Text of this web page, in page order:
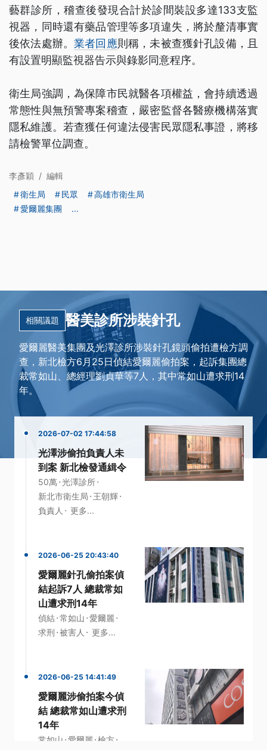
藝群診所，稽查後發現合計於診間裝設多達133支監
視器，同時還有藥品管理等多項違失，將於釐清事實
後依法處辦。業者回應則稱，未被查獲針孔設備，且
有設置明顯監視器告示與錄影同意程序。
衛生局強調，為保障市民就醫各項權益，會持續透過
常態性與無預警專案稽查，嚴密監督各醫療機構落實
隱私維護。若查獲任何違法侵害民眾隱私事證，將移
請檢警單位調查。
李彥穎 / 編輯
衛生局
民眾
高雄市衛生局
愛爾麗集團
...
相關議題 醫美診所涉裝針孔
愛爾麗醫美集團及光澤診所涉裝針孔鏡頭偷拍遭檢方調
查，新北檢方6月25日偵結愛爾麗偷拍案，起訴集團總
裁常如山、總經理劉貞華等7人，其中常如山遭求刑14
年。
2026-07-02 17:44:58
光澤涉偷拍負責人未
到案 新北檢發通緝令
50萬·光澤診所·
新北市衛生局 · 王朝輝·
負責人 · 更多...
2026-06-25 20:43:40
愛爾麗針孔偷拍案偵
結起訴7人 總裁常如
山遭求刑14年
偵結 ·常如山 ·愛爾麗 ·
求刑 ·被害人 · 更多...
2026-06-25 14:41:49
愛爾麗涉偷拍案今偵
結 總裁常如山遭求刑
14年
常如山 ·愛爾麗 ·檢方·